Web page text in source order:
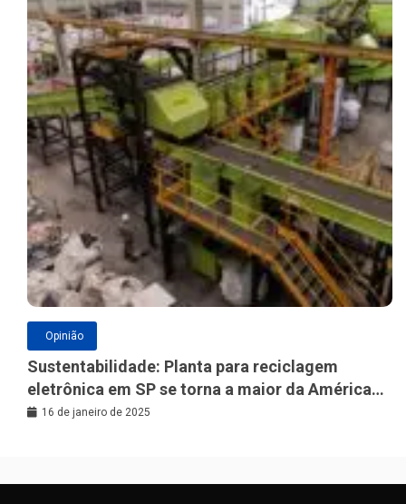
Opinião
Sustentabilidade: Planta para reciclagem
eletrônica em SP se torna a maior da América
Latina
16 de janeiro de 2025